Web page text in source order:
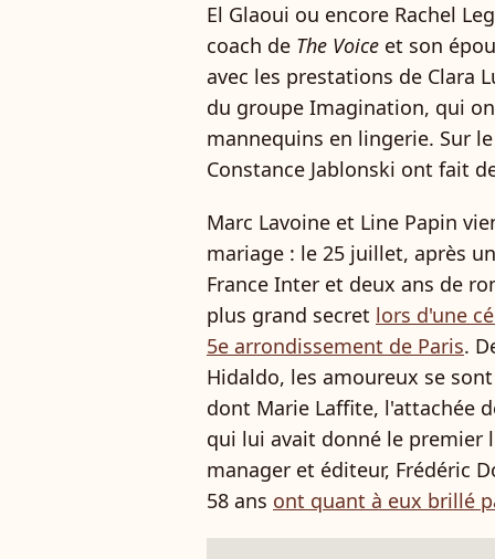
El Glaoui ou encore Rachel
coach de The Voice et son
avec les prestations de Clara
du groupe Imagination, qui
mannequins en lingerie. Sur
Constance Jablonski ont fait
Marc Lavoine et Line Papin
mariage : le 25 juillet, après
France Inter et deux ans de
plus grand secret lors d'une
5e arrondissement de Paris.
Hidaldo, les amoureux se
dont Marie Laffite, l'attachée
qui lui avait donné le premier
manager et éditeur, Frédéric
58 ans ont quant à eux brillé